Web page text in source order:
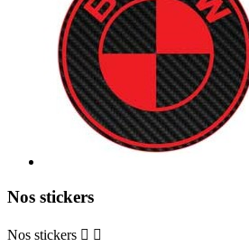
Nos stickers
Nos stickers  